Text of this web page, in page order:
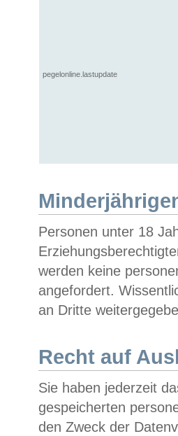
pegelonline.lastupdate
Personen unter 18
werden keine
angefordert.
an Dritte
Recht auf
Sie haben jederzeit
gespeicherten
den Zweck der